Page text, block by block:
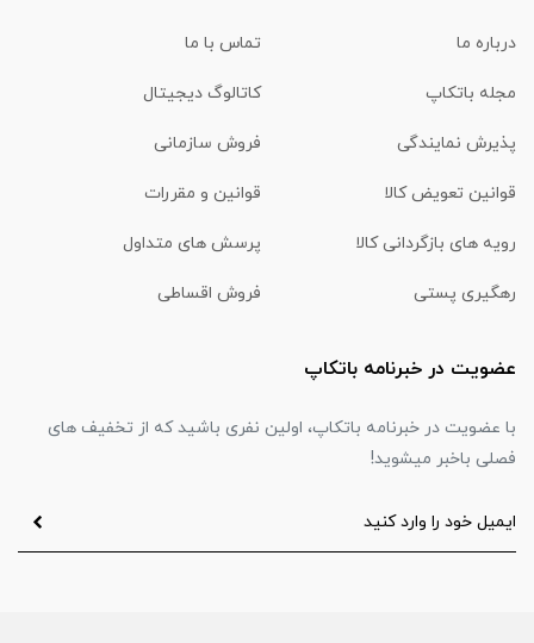
درباره ما تماس با ما
مجله باتکاپ کاتالوگ دیجیتال
پذیرش نمایندگی فروش سازمانی
قوانین تعویض کالا قوانین و مقررات
رویه های بازگردانی کالا پرسش های متداول
رهگیری پستی فروش اقساطی
عضویت در خبرنامه باتکاپ
با عضویت در خبرنامه باتکاپ، اولین نفری باشید که از تخفیف های
فصلی باخبر میشوید!